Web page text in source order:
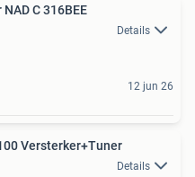
C 316BEE
Details
12 jun 26
Versterker+Tuner
Details